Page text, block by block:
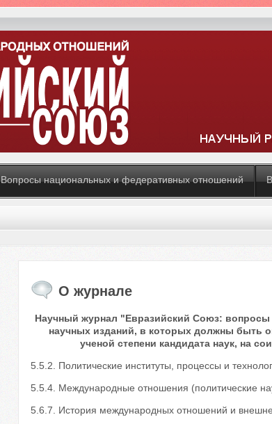
Вопросы национальных и федеративных отношений
О журнале
Научный журнал "Евразийский Союз:
научных изданий, в которых должны быть
ученой степени кандидата наук, на
5.5.2. Политические институты, процессы и
5.5.4. Международные отношения (политические
5.6.7. История международных отношений и